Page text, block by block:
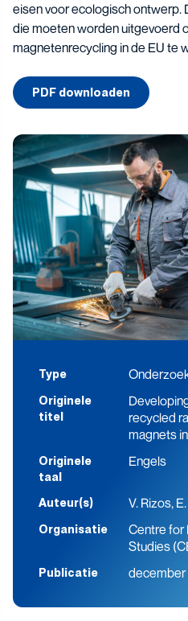
eisen voor ecologisch ontwerp.
die moeten worden uitgevoerd
magnetenrecycling in de EU te
PDF downloaden
Type
Originele
titel
recycled
magnets
Originele
taal
Engels
Auteur(s) V. Rizos,
Organisatie
Centre for
Studies
Publicatie